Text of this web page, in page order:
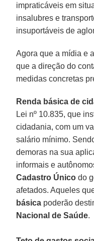
impraticáveis em
insalubres e
insuportáveis de
Agora que a mídia e
que a direção do
medidas concretas
Renda básica de
Lei nº 10.835, que
cidadania, com um
salário mínimo.
demoras na sua
informais e
Cadastro Único do
afetados. Aqueles
básica poderão
Nacional de Saúde.